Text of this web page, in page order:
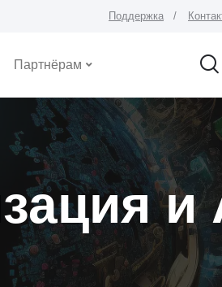
Поддержка
Партнёрам
и